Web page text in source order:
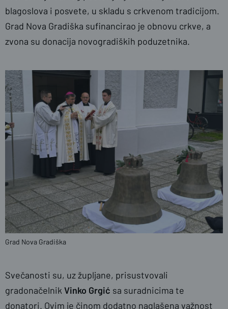
blagoslova i posvete, u skladu s crkvenom tradicijom.
Grad Nova Gradiška sufinancirao je obnovu crkve, a
zvona su donacija novogradiških poduzetnika.
Grad Nova Gradiška
Svečanosti su, uz župljane, prisustvovali
gradonačelnik Vinko Grgić sa suradnicima te
donatori. Ovim je činom dodatno naglašena važnost